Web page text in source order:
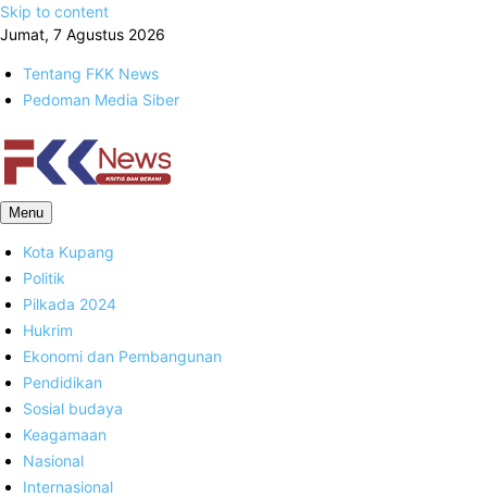
Skip to content
Jumat, 7 Agustus 2026
Tentang FKK News
Pedoman Media Siber
FKK News
Menu
Kota Kupang
Politik
Pilkada 2024
Hukrim
Ekonomi dan Pembangunan
Pendidikan
Sosial budaya
Keagamaan
Nasional
Internasional